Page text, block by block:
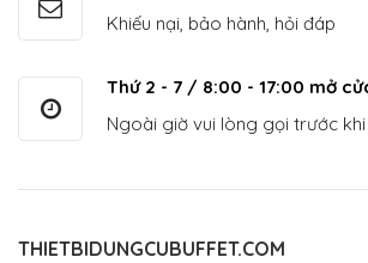
Khiếu nại, bảo hành, hỏi đáp
Thứ 2 - 7 / 8:00 - 17:00 mở
Ngoài giờ vui lòng gọi trước khi
THIETBIDUNGCUBUFFET.COM